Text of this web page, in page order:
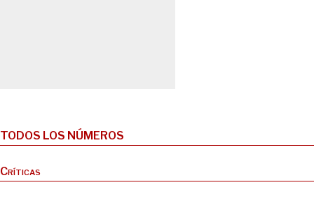
TODOS LOS NÚMEROS
Críticas